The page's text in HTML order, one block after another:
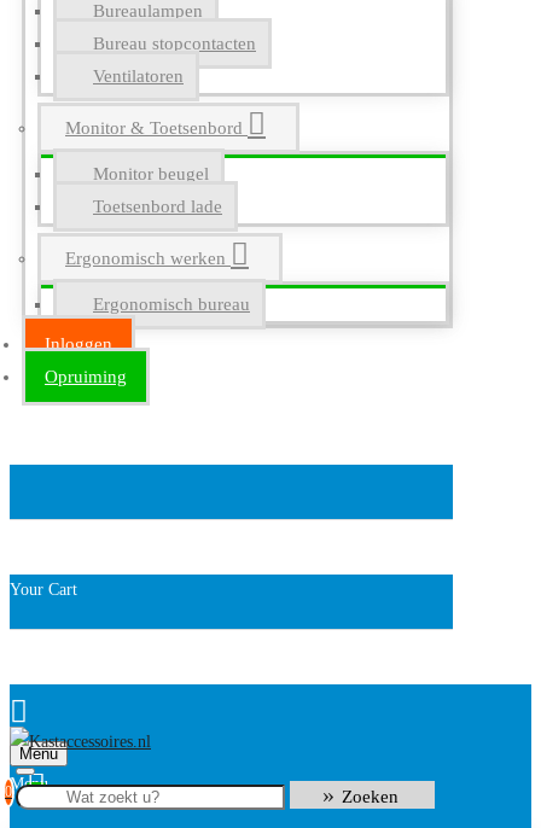
Bureaulampen
Bureau stopcontacten
Ventilatoren
Monitor & Toetsenbord
Monitor beugel
Toetsenbord lade
Ergonomisch werken
Ergonomisch bureau
Inloggen
Opruiming
Your Cart
Menu
0 Zoeken